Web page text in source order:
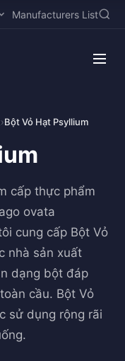
Manufacturers List
›Bột Vỏ Hạt Psyllium
cấp thực phẩm
ovata
cung cấp Bột Vỏ
nhà sản xuất
dạng bột đáp
cầu. Bột Vỏ
sử dụng rộng rãi